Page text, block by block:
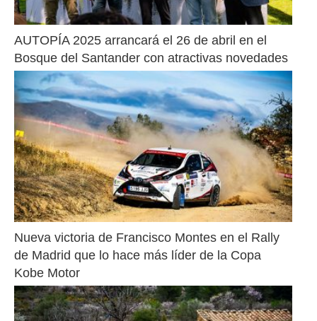
AUTOPÍA 2025 arrancará el 26 de abril en el
Bosque del Santander con atractivas novedades
Nueva victoria de Francisco Montes en el Rally
de Madrid que lo hace más líder de la Copa
Kobe Motor